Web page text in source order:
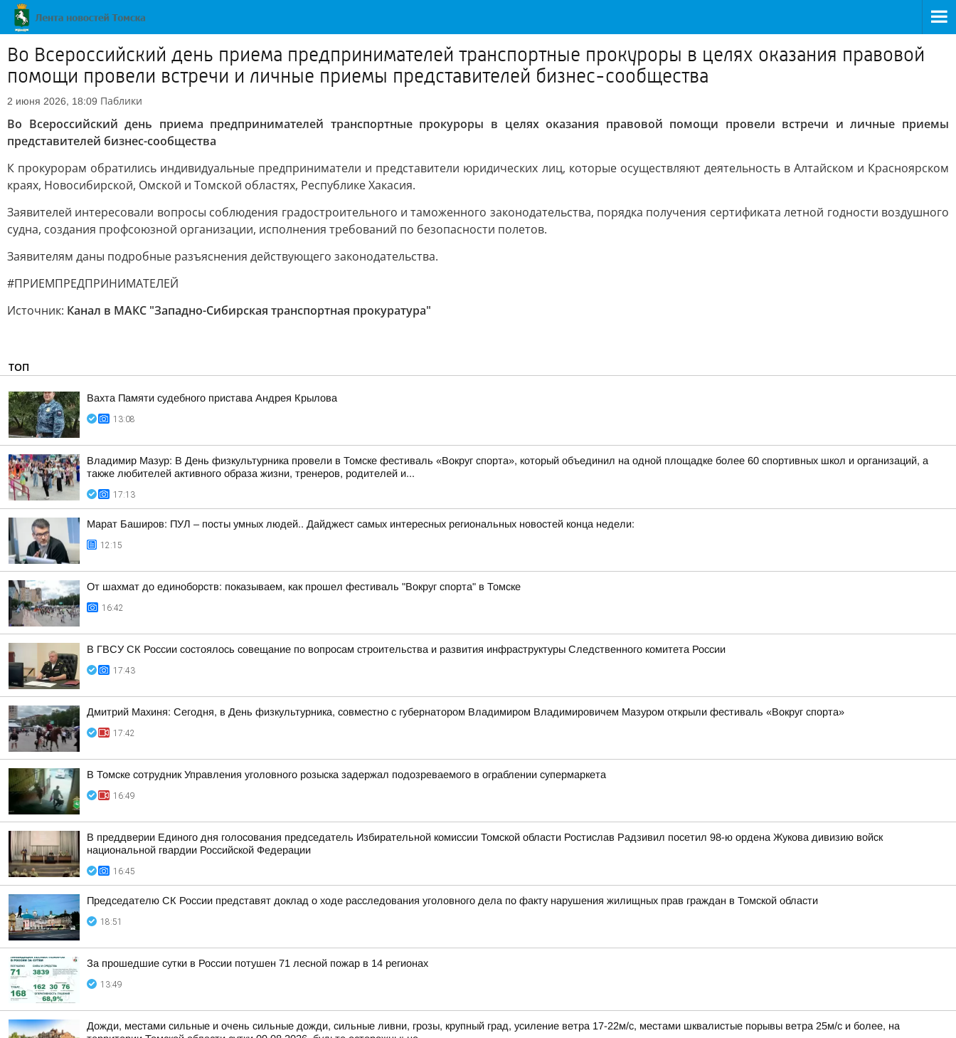
Во Всероссийский день приема предпринимателей транспортные прокуроры в целях оказания правовой
помощи провели встречи и личные приемы представителей бизнес-сообщества
2 июня 2026, 18:09 Паблики
Во Всероссийский день приема предпринимателей транспортные прокуроры в целях оказания правовой помощи провели встречи и личные приемы
представителей бизнес-сообщества
К прокурорам обратились индивидуальные предприниматели и представители юридических лиц, которые осуществляют деятельность в Алтайском и Красноярском
краях, Новосибирской, Омской и Томской областях, Республике Хакасия.
Заявителей интересовали вопросы соблюдения градостроительного и таможенного законодательства, порядка получения сертификата летной годности воздушного
судна, создания профсоюзной организации, исполнения требований по безопасности полетов.
Заявителям даны подробные разъяснения действующего законодательства.
#ПРИЕМПРЕДПРИНИМАТЕЛЕЙ
Источник: Канал в МАКС "Западно-Сибирская транспортная прокуратура"
ТОП
Вахта Памяти судебного пристава Андрея Крылова
13:08
Владимир Мазур: В День физкультурника провели в Томске фестиваль «Вокруг спорта», который объединил на одной площадке более 60 спортивных школ и организаций, а
также любителей активного образа жизни, тренеров, родителей и...
17:13
Марат Баширов: ПУЛ – посты умных людей.. Дайджест самых интересных региональных новостей конца недели:
12:15
От шахмат до единоборств: показываем, как прошел фестиваль "Вокруг спорта" в Томске
16:42
В ГВСУ СК России состоялось совещание по вопросам строительства и развития инфраструктуры Следственного комитета России
17:43
Дмитрий Махиня: Сегодня, в День физкультурника, совместно с губернатором Владимиром Владимировичем Мазуром открыли фестиваль «Вокруг спорта»
17:42
В Томске сотрудник Управления уголовного розыска задержал подозреваемого в ограблении супермаркета
16:49
В преддверии Единого дня голосования председатель Избирательной комиссии Томской области Ростислав Радзивил посетил 98-ю ордена Жукова дивизию войск
национальной гвардии Российской Федерации
16:45
Председателю СК России представят доклад о ходе расследования уголовного дела по факту нарушения жилищных прав граждан в Томской области
18:51
За прошедшие сутки в России потушен 71 лесной пожар в 14 регионах
13:49
Дожди, местами сильные и очень сильные дожди, сильные ливни, грозы, крупный град, усиление ветра 17-22м/с, местами шквалистые порывы ветра 25м/с и более, на